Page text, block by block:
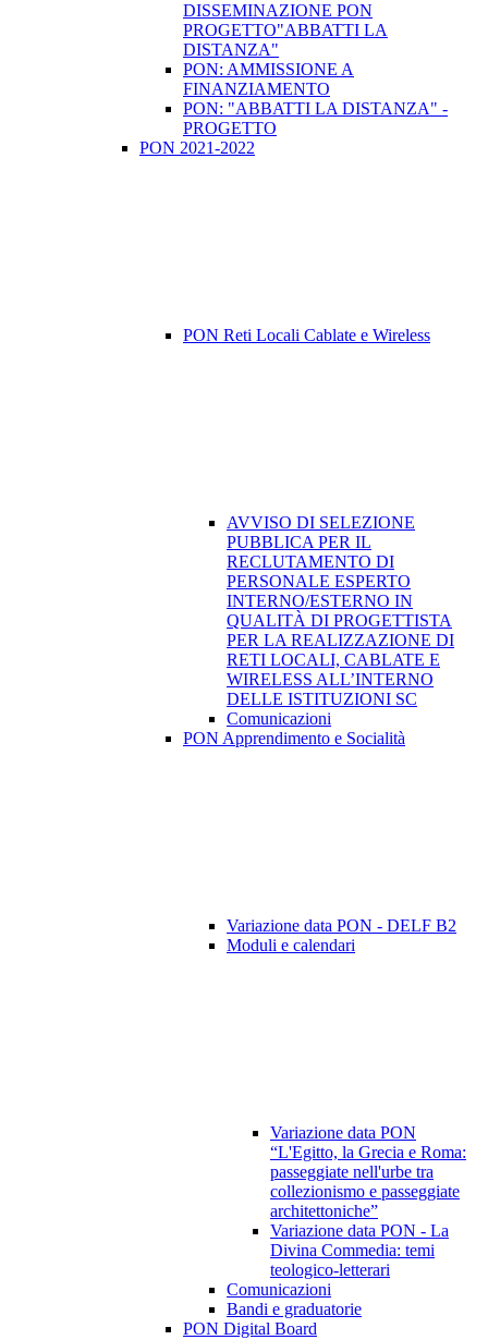
DISSEMINAZIONE PON
PROGETTO"ABBATTI LA
DISTANZA"
PON: AMMISSIONE A
FINANZIAMENTO
PON: "ABBATTI LA DISTANZA" -
PROGETTO
PON 2021-2022
PON Reti Locali Cablate e Wireless
AVVISO DI SELEZIONE
PUBBLICA PER IL
RECLUTAMENTO DI
PERSONALE ESPERTO
INTERNO/ESTERNO IN
QUALITÀ DI PROGETTISTA
PER LA REALIZZAZIONE DI
RETI LOCALI, CABLATE E
WIRELESS ALL’INTERNO
DELLE ISTITUZIONI SC
Comunicazioni
PON Apprendimento e Socialità
Variazione data PON - DELF B2
Moduli e calendari
Variazione data PON
“L'Egitto, la Grecia e Roma:
passeggiate nell'urbe tra
collezionismo e passeggiate
architettoniche”
Variazione data PON - La
Divina Commedia: temi
teologico-letterari
Comunicazioni
Bandi e graduatorie
PON Digital Board